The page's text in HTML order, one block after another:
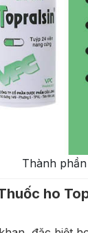
Thành
ho